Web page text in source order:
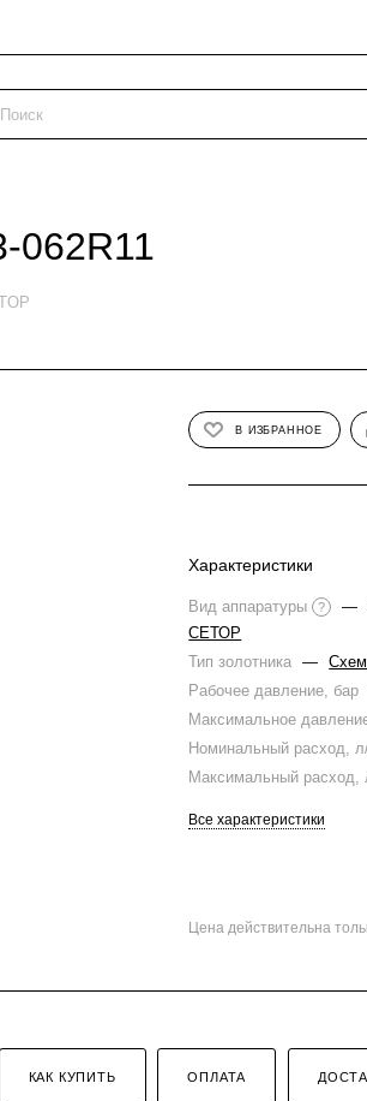
062R11
В ИЗБРАННОЕ
Характеристики
Вид аппаратуры ? —
СЕТОР
Тип золотника
—
Рабочее давление, бар
Максимальное
Номинальный расход,
Максимальный расход,
Все характеристики
Цена действительна
КАК КУПИТЬ ОПЛАТА